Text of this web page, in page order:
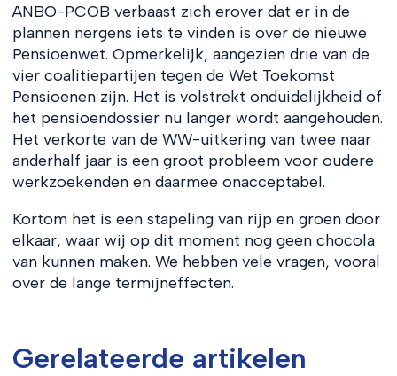
ANBO-PCOB verbaast zich erover dat er in de
plannen nergens iets te vinden is over de nieuwe
Pensioenwet. Opmerkelijk, aangezien drie van de
vier coalitiepartijen tegen de Wet Toekomst
Pensioenen zijn. Het is volstrekt onduidelijkheid of
het pensioendossier nu langer wordt aangehouden.
Het verkorte van de WW-uitkering van twee naar
anderhalf jaar is een groot probleem voor oudere
werkzoekenden en daarmee onacceptabel.
Kortom het is een stapeling van rijp en groen door
elkaar, waar wij op dit moment nog geen chocola
van kunnen maken. We hebben vele vragen, vooral
over de lange termijneffecten.
Gerelateerde artikelen